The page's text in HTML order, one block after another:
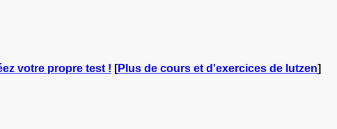
votre propre test ! [Plus de cours et d'exercices de lutzen]